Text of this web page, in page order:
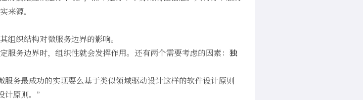
来源。
组织结构对微服务边界的影响。
务边界时，组织性就会发挥作用。还有两个需要考虑的因素： 独
服务最成功的实现要么基于类似领域驱动设计这样的软件设计原则
计原则。”